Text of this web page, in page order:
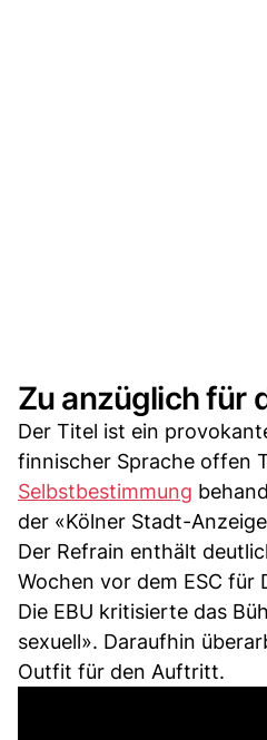
Zu anzüglich für
Der Titel ist ein
finnischer Sprache offen
Selbstbestimmung
der «Kölner Stadt-
Der Refrain enthält
Wochen vor dem ESC für
Die EBU kritisierte das
sexuell». Daraufhin
Outfit für den Auftritt.